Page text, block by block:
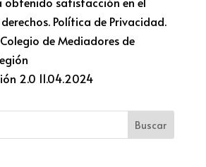
Política de Privacidad.
de Mediadores de
2.0 11.04.2024